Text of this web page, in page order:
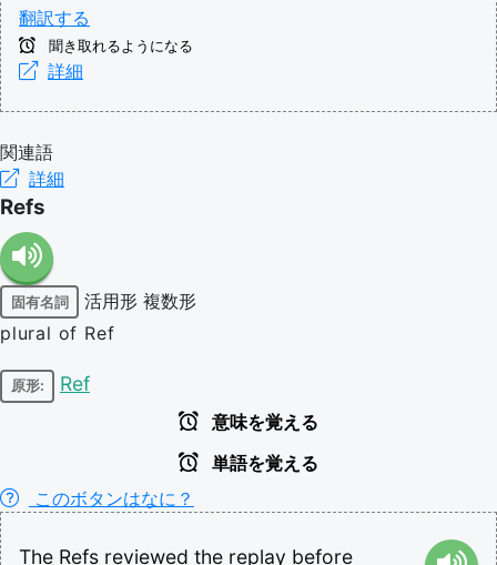
翻訳する
聞き取れるようになる
詳細
関連語
詳細
Refs
固有名詞 活用形 複数形
plural of Ref
原形: Ref
意味を覚える
単語を覚える
このボタンはなに？
The Refs reviewed the replay before